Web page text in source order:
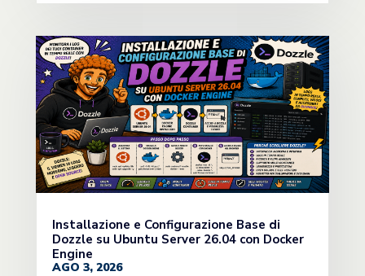
Installazione e Configurazione Base di
Dozzle su Ubuntu Server 26.04 con Docker
Engine
AGO 3, 2026